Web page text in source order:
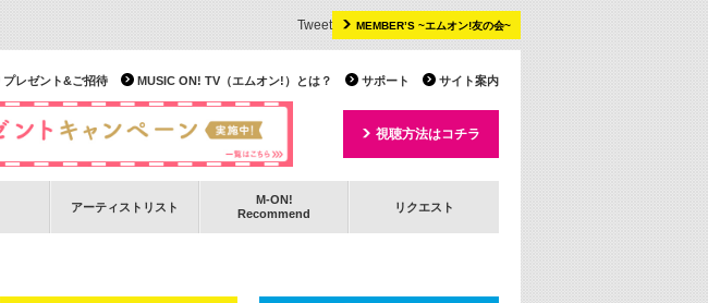
MEMBER’S ~エムオン!友の会~
Tweet
サイト案内
サポート
MUSIC ON! TV（エムオン!）とは？
プレゼント&ご招待
視聴方法はコチラ
アーティストリスト
M-ON!
Recommend
リクエスト